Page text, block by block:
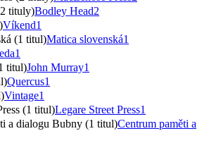
tituly)Bodley Head2
Víkend1
(1 titul)Matica slovenská1
1
titul)John Murray1
Quercus1
Vintage1
(1 titul)Legare Street Press1
a dialogu Bubny (1 titul)Centrum paměti a